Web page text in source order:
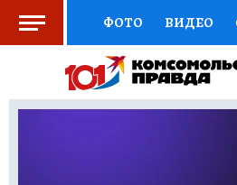
ФОТО ВИДЕО
СОЦПОДДЕРЖКА
ВЫБОР ЭКСПЕРТОВ